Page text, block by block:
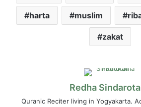
harta muslim
zakat
Redha
Quranic Reciter living in Yogyakarta.